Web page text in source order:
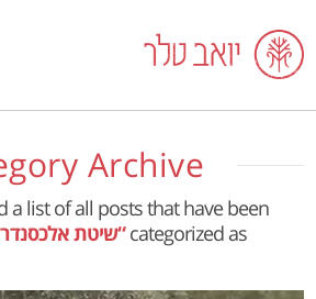
Archive
a list of all posts that have been
categorized as “שיטת אלכסנדר